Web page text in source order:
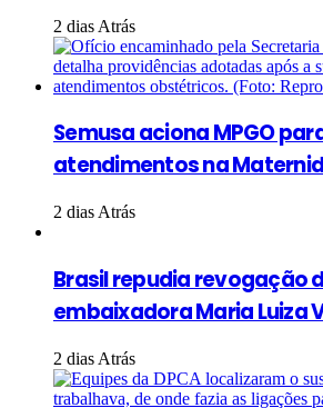
2 dias Atrás
Semusa aciona MPGO
atendimentos na
2 dias Atrás
Brasil repudia revogação
embaixadora Maria Luiza
2 dias Atrás